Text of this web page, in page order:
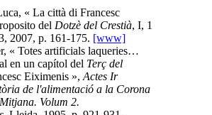
« La città di Francesc
del Dotzè del Crestià, I, 1
2007, p. 161-175. [www]
« Totes artificials laqueries…
en un capítol del Terç del
Eiximenis », Actes Ir
de l'alimentació a la Corona
Volum 2.